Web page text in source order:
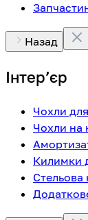
Назад
Інтерʼєр
Чохли
Чохли на
Килимки
Стельова